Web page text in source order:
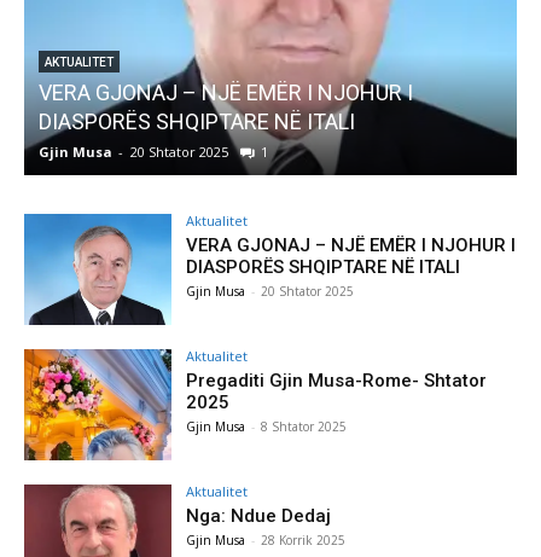
I NJOHUR I
NË ITALI
AKTUALITET
Pregaditi Gjin Musa-Rome-
Gjin Musa
Aktualitet
VERA GJONAJ – NJË EMËR I NJOHUR I
DIASPORËS SHQIPTARE NË ITALI
Gjin Musa - 20 Shtator 2025
Aktualitet
Pregaditi Gjin Musa-Rome- Shtator
2025
Gjin Musa - 8 Shtator 2025
Aktualitet
Nga: Ndue Dedaj
Gjin Musa - 28 Korrik 2025